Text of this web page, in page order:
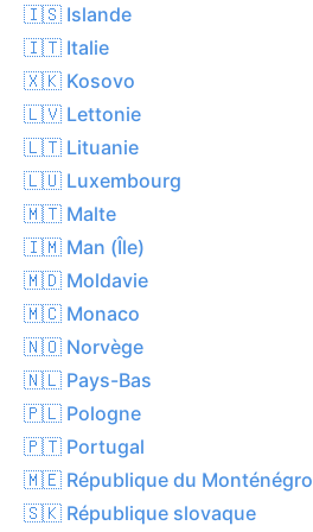
🇮🇸 Islande
🇮🇹 Italie
🇽🇰 Kosovo
🇱🇻 Lettonie
🇱🇹 Lituanie
🇱🇺 Luxembourg
🇲🇹 Malte
🇮🇲 Man (Île)
🇲🇩 Moldavie
🇲🇨 Monaco
🇳🇴 Norvège
🇳🇱 Pays-Bas
🇵🇱 Pologne
🇵🇹 Portugal
🇲🇪 République du Monténégro
🇸🇰 République slovaque